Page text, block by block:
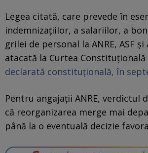
Legea citată, care prevede în
indemnizațiilor, a salariilor, a
grilei de personal la ANRE, ASF și
atacată la Curtea
declarată constituțională, în
Pentru angajații ANRE, verdictul
că reorganizarea merge mai
până la o eventuală decizie